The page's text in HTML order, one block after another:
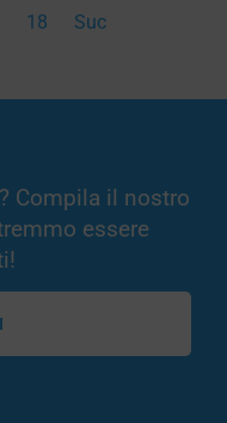
18 Suc
Compila il nostro
essere